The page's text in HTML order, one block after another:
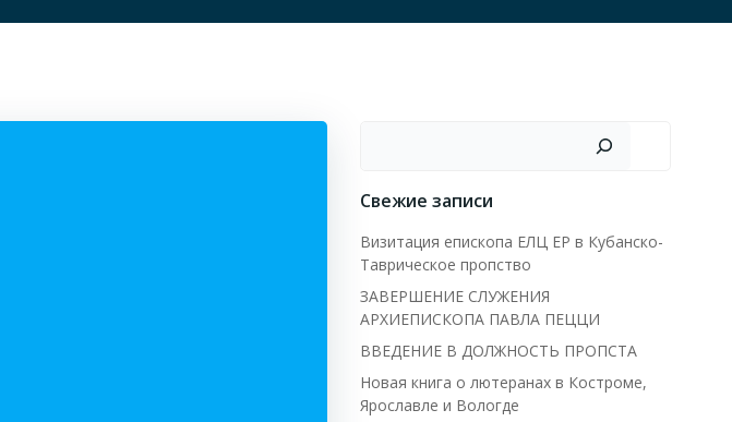
Свежие записи
Визитация епископа ЕЛЦ ЕР в Кубанско-
Таврическое пропство
ЗАВЕРШЕНИЕ СЛУЖЕНИЯ
АРХИЕПИСКОПА ПАВЛА ПЕЦЦИ
ВВЕДЕНИЕ В ДОЛЖНОСТЬ ПРОПСТА
Новая книга о лютеранах в Костроме,
Ярославле и Вологде